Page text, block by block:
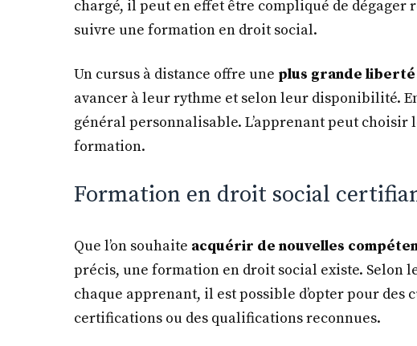
chargé, il peut en effet être compliqué de
suivre une formation en droit social.
Un cursus à distance offre une plus grande liberté
avancer à leur rythme et selon leur disponibilité.
général personnalisable. L’apprenant peut
formation.
Formation en droit social
Que l’on souhaite acquérir de nouvelles
précis, une formation en droit social existe. Selon
chaque apprenant, il est possible d’opter pour des
certifications ou des qualifications reconnues.